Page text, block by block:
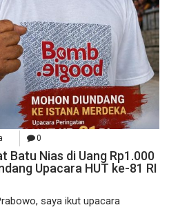
0
Batu Nias di Uang Rp1.000
Upacara HUT ke-81 RI
saya ikut upacara